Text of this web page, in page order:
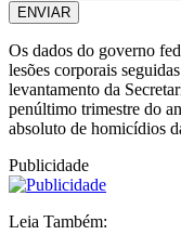
ENVIAR
Os dados do governo
lesões corporais
levantamento da
penúltimo trimestre do
absoluto de homicídios
Publicidade
Leia Também: